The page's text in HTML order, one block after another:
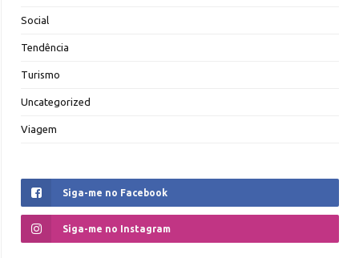
Social
Tendência
Turismo
Uncategorized
Viagem
Siga-me no Facebook
Siga-me no Instagram